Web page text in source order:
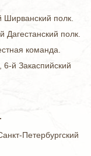
полк.
полк.
команда.
й Закаспийский
Петербургский